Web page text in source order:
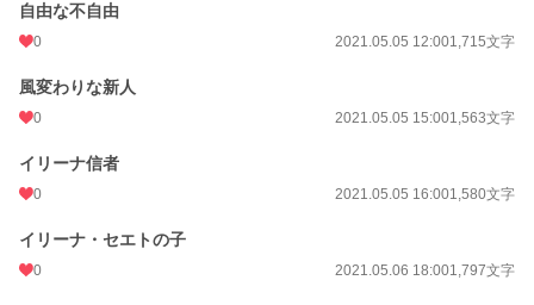
自由な不自由
0 2021.05.05 12:001,715文字
風変わりな新人
0 2021.05.05 15:001,563文字
イリーナ信者
0 2021.05.05 16:001,580文字
イリーナ・セエトの子
0 2021.05.06 18:001,797文字